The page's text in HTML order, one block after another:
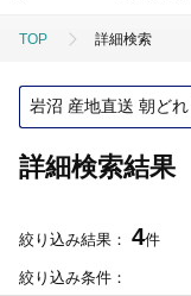
TOP 詳細検索
詳細検索結果
絞り込み結果： 4件
絞り込み条件：